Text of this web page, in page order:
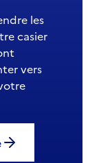
les
casier
vers